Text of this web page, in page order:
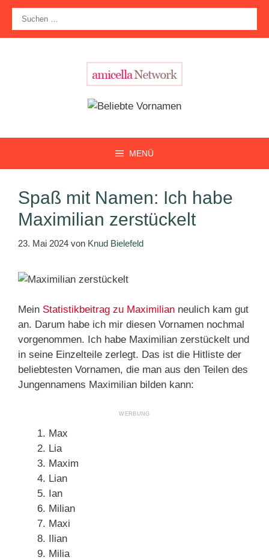
Zum
Inhalt
springen
nach:
MENÜ
Spaß mit Namen: Ich habe
Maximilian zerstückelt
23. Mai 2024 von Knud Bielefeld
Mein Statistikbeitrag zu Maximilian neulich kam gut
an. Darum habe ich mir diesen Vornamen nochmal
vorgenommen. Ich habe Maximilian zerstückelt und
in seine Einzelteile zerlegt. Das ist die Hitliste der
beliebtesten Vornamen, die man aus den Teilen des
Jungennamens Maximilian bilden kann:
Max
Lia
Maxim
Lian
Ian
Milian
Maxi
Ilian
Milia